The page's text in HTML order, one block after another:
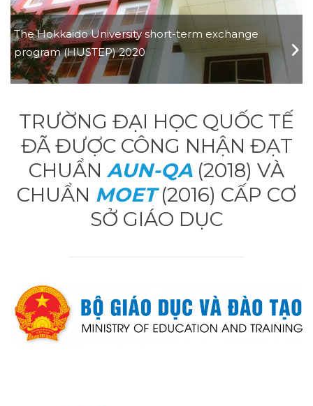
The Hokkaido University short-term exchange
program (HUSTEP) 2020
TRƯỜNG ĐẠI HỌC QUỐC TẾ
ĐÃ ĐƯỢC CÔNG NHẬN ĐẠT
CHUẨN AUN-QA(2018) VÀ
CHUẨN MOET(2016) CẤP CƠ
SỞ GIÁO DỤC